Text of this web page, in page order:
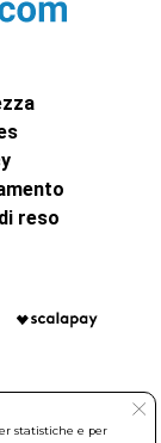
reso
statistiche e per